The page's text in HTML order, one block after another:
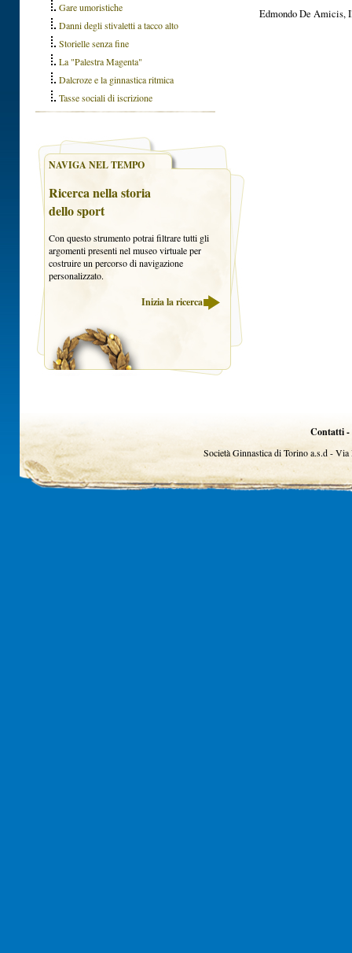
Gare umoristiche
Danni degli stivaletti a tacco alto
Storielle senza fine
La "Palestra Magenta"
Dalcroze e la ginnastica ritmica
Tasse sociali di iscrizione
NAVIGA NEL TEMPO
Ricerca nella storia
dello sport
Con questo strumento potrai filtrare tutti gli
argomenti presenti nel museo virtuale per
costruire un percorso di navigazione
personalizzato.
Inizia la ricerca
Edmondo De Amicis,
Contatti -
Società Ginnastica di Torino a.s.d -